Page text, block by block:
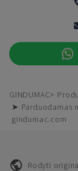
GINDUMAC
➤ Parduodamas
gindumac.com
Rodyti